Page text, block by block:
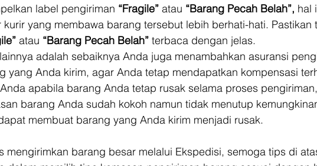
label pengiriman “Fragile” atau “Barang Pecah Belah”, hal
kurir yang membawa barang tersebut lebih berhati-hati. Pastikan
atau “Barang Pecah Belah” terbaca dengan jelas.
adalah sebaiknya Anda juga menambahkan asuransi
yang Anda kirim, agar Anda tetap mendapatkan kompensasi
apabila barang Anda tetap rusak selama proses
barang Anda sudah kokoh namun tidak menutup
membuat barang yang Anda kirim menjadi rusak.
mengirimkan barang besar melalui Ekspedisi, semoga tips di